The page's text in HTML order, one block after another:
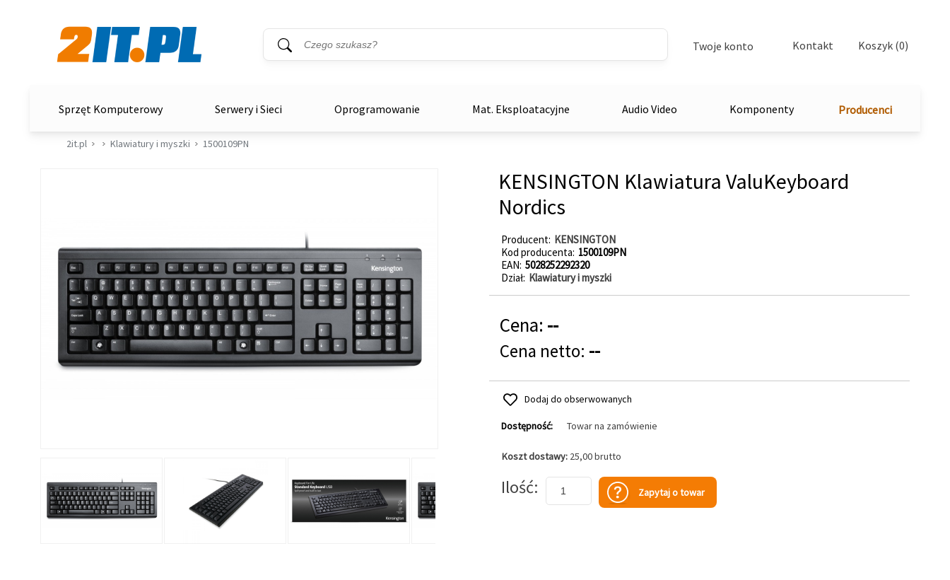
Wyszukiwarka
Słowo kluczowe
Twoje konto Kontakt Koszyk (0)
Sprzęt Komputerowy Serwery i Sieci Oprogramowanie Mat. Eksploatacyjne Audio Video Komponenty Producenci
2it.pl Klawiatury i myszki 1500109PN
KENSINGTON Klawiatura ValuKeyboard
Nordics
Producent KENSINGTON
Kod producenta 1500109PN
EAN 5028252292320
Dział Klawiatury i myszki
Cena: --
Cena netto: --
Dodaj do obserwowanych
Dostępność: Towar na zamówienie
Koszt dostawy: 25,00 brutto
Ilość Zapytaj o towar